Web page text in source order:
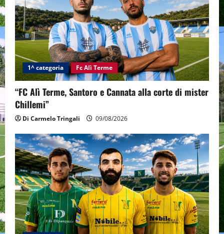
1^ categoria Fc Alì Terme
“FC Alì Terme, Santoro e Cannata alla corte di mister
Chillemi”
Di Carmelo Tringali 09/08/2026